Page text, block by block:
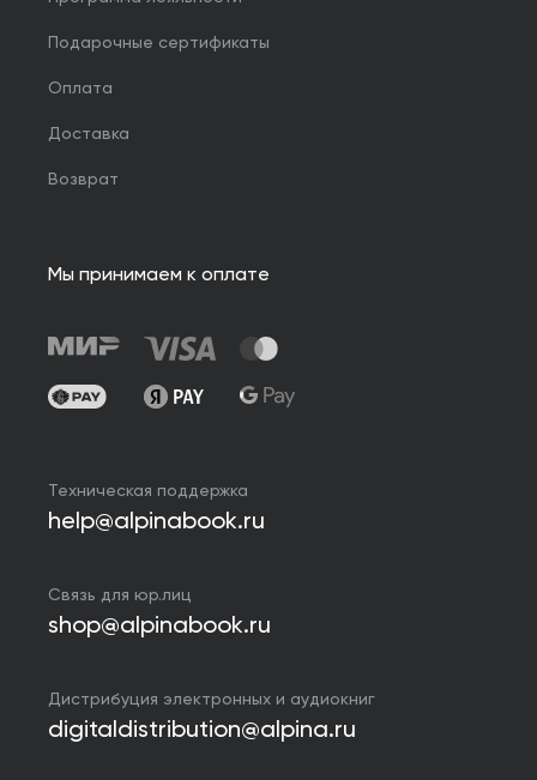
Подарочные сертификаты
Оплата
Доставка
Возврат
Мы принимаем к оплате
Техническая поддержка
help@alpinabook.ru
Связь для юр.лиц
shop@alpinabook.ru
Дистрибуция электронных и аудиокниг
digitaldistribution@alpina.ru